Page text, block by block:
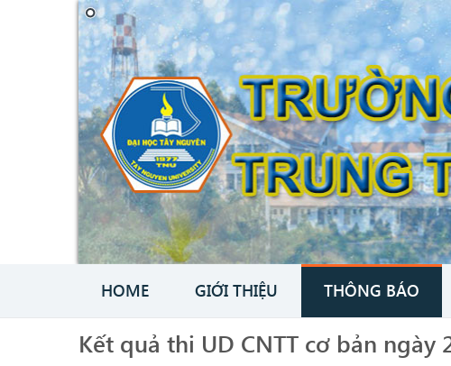
HOME GIỚI THIỆU THÔNG BÁO
Kết quả thi UD CNTT cơ bản ngày